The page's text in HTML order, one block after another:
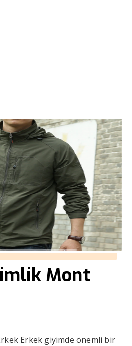
Mont
Erkek giyimde önemli bir